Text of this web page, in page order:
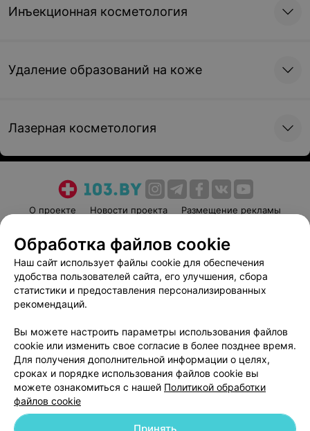
Лазерная эпиляция груди
Записаться
Лазерная эпиляция
Motus
60,04 руб.
Записаться
58,89 руб.
Записаться
Лазерная эпиляция
26,28 руб.
Лазерная эпиляция
24,98 руб.
Записаться
живота полностью Motus
89,19 руб.
Записаться
классического бикини
Motus
49,84 руб.
Инъекционная косметология
Удаление образований на коже
Лазерная косметология
О проекте Новости проекта
Размещение рекламы
Пользовательское соглашение
Способы оплаты
Вакансии
Партнеры
Написать руководителю 103.by
Обработка персональных данных
Обработка файлов cookie
Наш сайт использует файлы cookie для обеспечения
удобства пользователей сайта, его улучшения, сбора
статистики и предоставления персонализированных
рекомендаций.
Вы можете настроить параметры использования файлов
cookie или изменить свое согласие в более позднее время.
Для получения дополнительной информации о целях,
сроках и порядке использования файлов cookie вы
можете ознакомиться с нашей Политикой обработки
файлов cookie